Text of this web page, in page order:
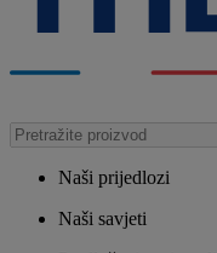
Naši prijedlozi
Naši savjeti